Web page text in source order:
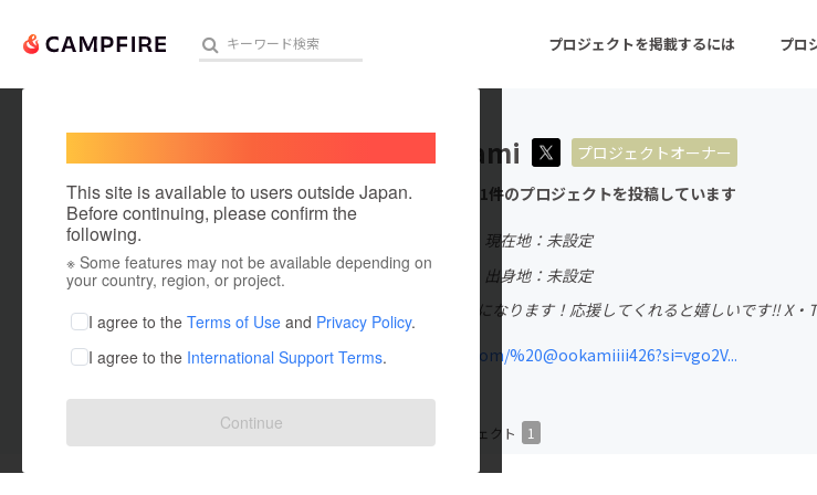
プロジェクトを掲載するには プロ
人気のプロジェクト 注目のリターン 注目の新着プロジェクト
アート・写真 音楽
テクノロジー・ガジェット
ゲーム・サービス開発
映像・映画
書籍・雑誌出版
ビジネス・起業
まちづくり・地域活性化
This site is available to users outside Japan.
Before continuing, please confirm the
following.
※ Some features may not be available depending on
your country, region, or project.
I agree to the Terms of Use and Privacy Policy.
I agree to the International Support Terms.
Continue
Akaiokami
プロジェクトオーナー
これまでに1件のプロジェクトを投稿しています
現在地：未設定
出身国：日本
出身地：未設定
人気YouTuberになります！応援してくれると嬉しいです‼️
youtube.com/%20@ookamiiii426?si=vgo2V...
プロジェクト プロジェクト 1